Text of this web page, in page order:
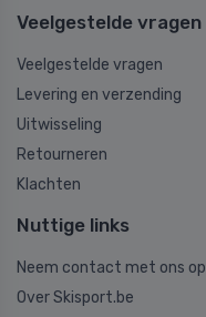
Veelgestelde vragen
Veelgestelde vragen
Levering en verzending
Uitwisseling
Retourneren
Klachten
Nuttige links
Neem contact met ons op
Over Skisport.be